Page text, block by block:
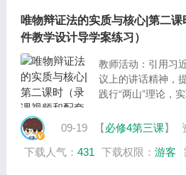
唯物辩证法的实质与核心|第二
件教学设计导学案练习）
教师活动：引用习
议上的讲话精神，
践行“两山”理论，
对立统一的观点分
看“两山”理论的践
09-19 【必修4第三课】
下载人气： 431 下载权限： 游客